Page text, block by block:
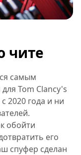
чите
самым
Tom Clancy's
2020 года и ни
обойти
его
спуфер сделан